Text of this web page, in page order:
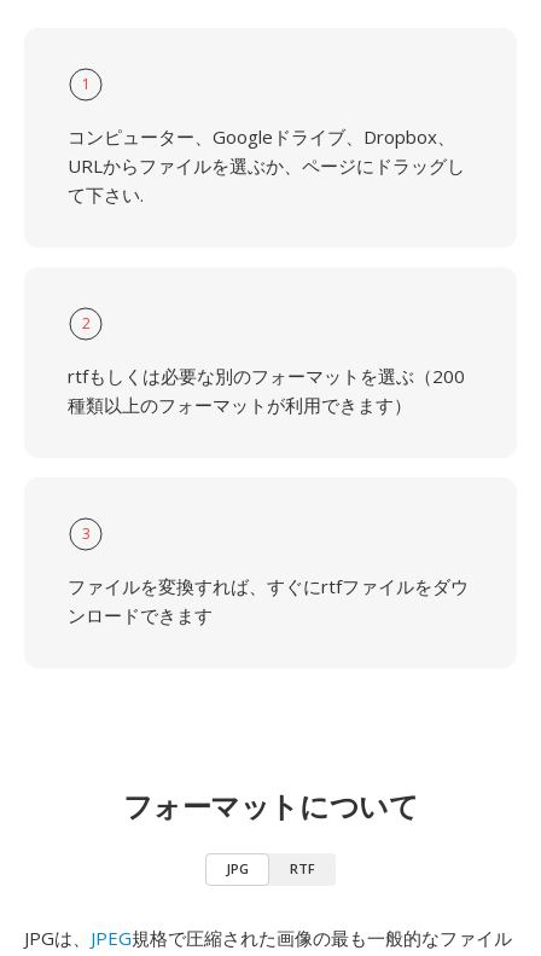
1
コンピューター、Googleドライブ、Dropbox、
URLからファイルを選ぶか、ページにドラッグし
て下さい.
2
rtfもしくは必要な別のフォーマットを選ぶ（200
種類以上のフォーマットが利用できます）
3
ファイルを変換すれば、すぐにrtfファイルをダウ
ンロードできます
フォーマットについて
JPG RTF
JPGは、 JPEG規格で圧縮された画像の最も一般的なファイル